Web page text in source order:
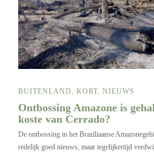
BUITENLAND, KORT, NIEUWS
Ontbossing Amazone is
koste van Cerrado?
De ontbossing in het Braziliaanse
redelijk goed nieuws, maar tegelijkertijd